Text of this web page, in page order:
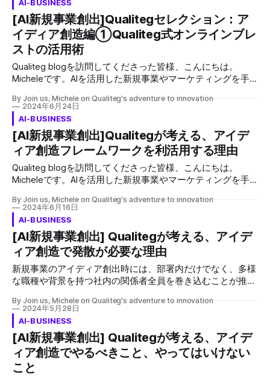
みてくださいね。 SCAMPERとは何か？ SCAMPERは以下の7
つの思考プロセスの頭文字を取った造語です: 1. Substitute
(代替) 2. Combine (結合) 3. Adapt (適応) 4. Modify (修正) 5.
Put to another use (別の用途)
り扱いやすい NVIDIA RTX A6000 GPUを使用した例について
説明します。 また、モデル並列化技術（テンソル並列化、
パイプライン並列化、データ並列化）とその推論エンジンの
選択についても触れ、実際に複数のGPUサーバーを使ったク
ます。 最後に、ChatStreamのLLMノードとは何か、そして
それをどのようにスケーリングして大量の同時リクエストに
対応するかについても解説します。こ の動画は、高性能を
必要とするLLMのデプロイメントと運用に興味がある方に特
に有益です。
AI-BUSINESS
[AI新規事業創出]Qualitegセレクション：ア
イディア創造編①Qualiteg式オンラインブレ
ストの活用術
Qualiteg blogを訪問してくださった皆様、こんにちは。
Micheleです。AIを活用した新規事業やマーケティングを手
あります。AIを用いた事業展開を検討されている方々が共通
して直面するであろう課題に対して、このブログを通じて私
なりの解答をご提供したいと思います。 今日は私のお気に
入りのブレスト方法である「Qualiteg式オンラインブレス
ト」の活用術についてお話ししたいと思います。 場所を変
えて気分を変えても良いアイディアは生まれない！？ よ
く、「金曜日は1日ブレストしよう！」という上司の掛け声
とともに、いつもと違う雰囲気なら良いアイディアも出るか
もしれないといってホテルの会議室などを予約されて1日缶
詰でブレストしたが、期待する結果が出なかったとおっしゃ
るクライアントが非常に多いです。 ブレインストーミング
は複数の参加者が自由にアイデアを出し合うことで、新しい
発想や解決策を見つける手法です。 批判や評価を一時的に
排除し、量を重視して多くのアイデアを集めることが目的で
す。1950年代に広告業界で生まれたこの手法は
By Join us, Michele on Qualiteg's adventure to innovation
2024年6月24日
AI-BUSINESS
[AI新規事業創出]Qualitegが考える、アイデ
ィア創造フレームワークを利活用する理由
Qualiteg blogを訪問してくださった皆様、こんにちは。
Micheleです。AIを活用した新規事業やマーケティングを手
あります。AIを用いた事業展開を検討されている方々が共通
して直面するであろう課題に対して、このブログを通じて私
なりの解答をご提供したいと思います。 アイディア創造を
成功させるための体系的アプローチ 「新規事業のアイディ
アが浮かばない」「ブレインストーミングを行っても成果が
出ない」というお悩みをよく耳にします。多くの企業コンサ
ルティングを手掛けてきた経験から、アイディア創造の失敗
パターンとして最も多いのが「準備なしの突発的なブレス
ト」です。事業目的やターゲットユーザーを明確にしないま
ま思いつきで意見を出し合い、結果的に有効なアイディア創
出に至らないケースが多発しています。 今回は、Qualitegが
提唱する「アイディア創造フレームワーク」について解説し
ます。思いつきではなく、体系的なアプローチで新規事業開
発を成功させるためのメソッドをご紹介します。 アイディ
ア創造の第一歩：ターゲットユーザーの明確化
By Join us, Michele on Qualiteg's adventure to innovation
2024年6月16日
AI-BUSINESS
[AI新規事業創出] Qualitegが考える、アイデ
ィア創造で発散が必要な理由
新規事業のアイディア創出時には、部署内だけでなく、多様
な職種や背景を持つ社内の関係者全員を巻き込むことが推奨
性の高いアイディアが生まれやすくなります。また、プロジ
ェクト初期からの協働はチーム間のコミュニケーションを強
化し、各自が専門性を活かしたアイディア提供により、より
具体的で効果的な解決策へと繋がるためです。
By Join us, Michele on Qualiteg's adventure to innovation
2024年5月28日
AI-BUSINESS
[AI新規事業創出] Qualitegが考える、アイデ
ィア創造でやるべきこと、やってはいけない
こと